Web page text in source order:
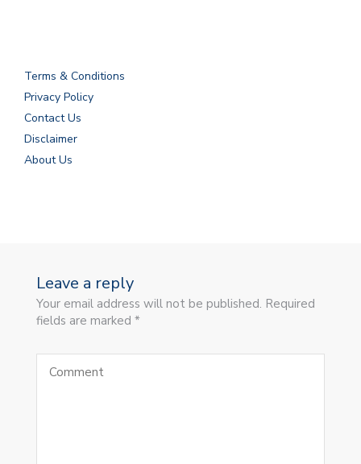
Terms & Conditions
Privacy Policy
Contact Us
Disclaimer
About Us
Leave a reply
Your email address will not be published. Required
fields are marked *